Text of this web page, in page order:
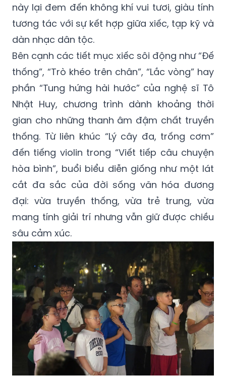
này lại đem đến không khí vui tươi, giàu tính
tương tác với sự kết hợp giữa xiếc, tạp kỹ và
dàn nhạc dân tộc.
Bên cạnh các tiết mục xiếc sôi động như “Đế
thống”, “Trò khéo trên chân”, “Lắc vòng” hay
phần “Tung hứng hài hước” của nghệ sĩ Tô
Nhật Huy, chương trình dành khoảng thời
gian cho những thanh âm đậm chất truyền
thống. Từ liên khúc “Lý cây đa, trống cơm”
đến tiếng violin trong “Viết tiếp câu chuyện
hòa bình”, buổi biểu diễn giống như một lát
cắt đa sắc của đời sống văn hóa đương
đại: vừa truyền thống, vừa trẻ trung, vừa
mang tính giải trí nhưng vẫn giữ được chiều
sâu cảm xúc.